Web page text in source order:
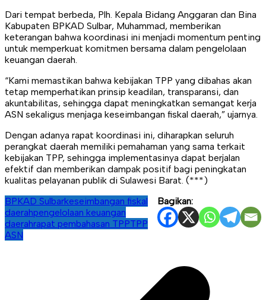
Dari tempat berbeda, Plh. Kepala Bidang Anggaran dan Bina
Kabupaten BPKAD Sulbar, Muhammad, memberikan
keterangan bahwa koordinasi ini menjadi momentum penting
untuk memperkuat komitmen bersama dalam pengelolaan
keuangan daerah.
“Kami memastikan bahwa kebijakan TPP yang dibahas akan
tetap memperhatikan prinsip keadilan, transparansi, dan
akuntabilitas, sehingga dapat meningkatkan semangat kerja
ASN sekaligus menjaga keseimbangan fiskal daerah,” ujarnya.
Dengan adanya rapat koordinasi ini, diharapkan seluruh
perangkat daerah memiliki pemahaman yang sama terkait
kebijakan TPP, sehingga implementasinya dapat berjalan
efektif dan memberikan dampak positif bagi peningkatan
kualitas pelayanan publik di Sulawesi Barat. (***)
Bagikan:
BPKAD Sulbarkeseimbangan fiskal
daerahpengelolaan keuangan
daerahrapat pembahasan TPPTPP
ASN